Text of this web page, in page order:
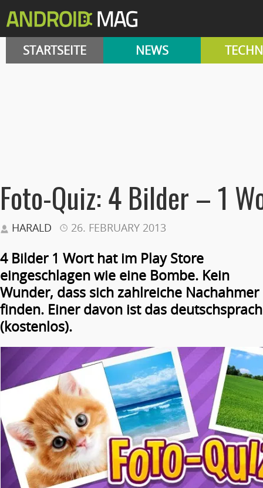
STARTSEITE NEWS
Foto-Quiz: 4 Bilder – 1
HARALD 26. FEBRUARY 2013
4 Bilder 1 Wort hat im Play Store
eingeschlagen wie eine Bombe. Kein
Wunder, dass sich zahlreiche Nachahmer
finden. Einer davon ist das
(kostenlos).